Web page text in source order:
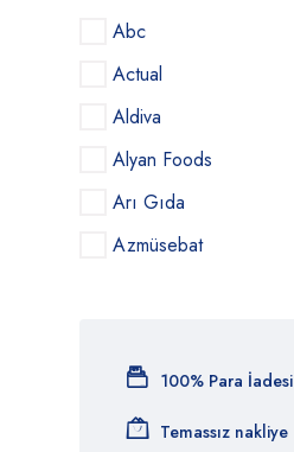
Abc
Actual
Aldiva
Alyan Foods
Arı Gıda
Azmüsebat
Barilla
Bebeto
100% Para İadesi
Temassız nakliye